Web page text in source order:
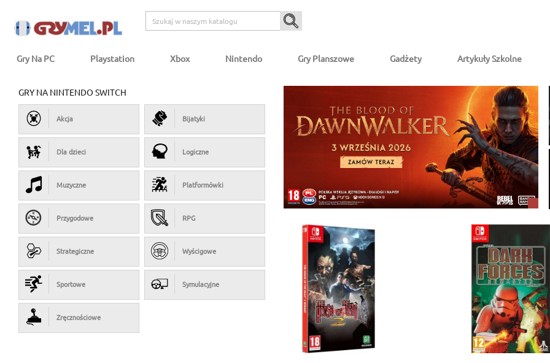
Gry Na PC Playstation Xbox Nintendo Gry Planszowe Gadżety Artykuły Szkolne
GRY NA NINTENDO SWITCH
Akcja Bijatyki
Dla dzieci Logiczne
Muzyczne Platformówki
Przygodowe RPG
Strategiczne Wyścigowe
Sportowe Symulacyjne
Zręcznościowe